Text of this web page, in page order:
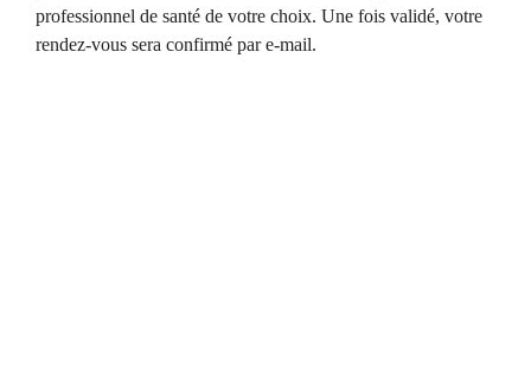
professionnel de santé de votre choix. Une fois validé, votre
rendez-vous sera confirmé par e-mail.